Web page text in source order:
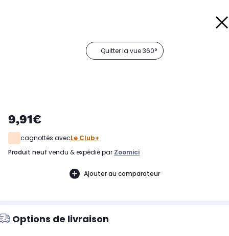
Quitter la vue 360°
9,91€
cagnottés avecLe Club+
produit neuf vendu & expédié par Zoomici
Ajouter au comparateur
Options de livraison